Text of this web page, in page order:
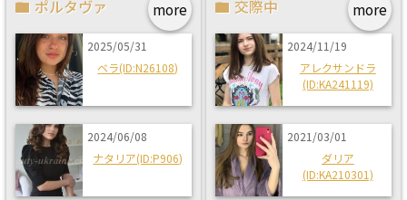
more
ポルタヴァ
2025/05/31
ベラ(ID:N26108)
2024/06/08
ナタリア(ID:P906)
more
交際中
2024/11/19
アレクサンドラ
(ID:KA241119)
2021/03/01
ダリア
(ID:KA210301)